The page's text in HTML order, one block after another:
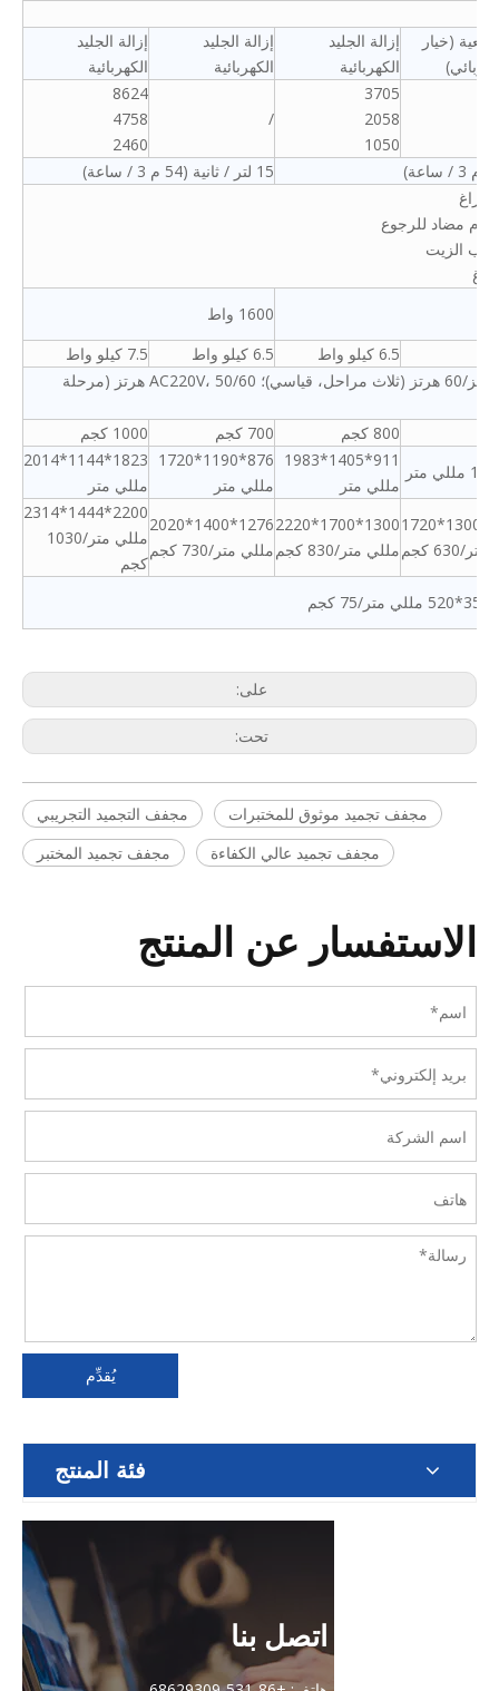
(خيار
إزالة الجليد
الكهربائية
إزالة الجليد
الكهربائية
إزالة الجليد
الكهربائية
3705
2058
1050
/
8624
4758
2460
15 لتر / ثانية (54 م 3 / ساعة)
فراغ
مضاد للرجوع
الزيت
1600 واط
6.5 كيلو واط
6.5 كيلو واط
7.5 كيلو واط
AC380V، 50 هرتز/60 هرتز (ثلاث مراحل، قياسي)؛ AC220V، 50/60 هرتز (مرحلة
800 كجم
700 كجم
1000 كجم
911*1405*1983
مللي متر
876*1190*1720
مللي متر
1823*1144*2014
مللي متر
1223*1300*1720
630 كجم
1300*1700*2220
مللي متر/830 كجم
1276*1400*2020
مللي متر/730 كجم
2200*1444*2314
مللي متر/1030
كجم
على:
تحت:
مجفف التجميد التجريبي
مجفف تجميد موثوق للمختبرات
مجفف تجميد المختبر
مجفف تجميد عالي الكفاءة
الاستفسار عن المنتج
يُقدِّم
فئة المنتج
اتصل بنا